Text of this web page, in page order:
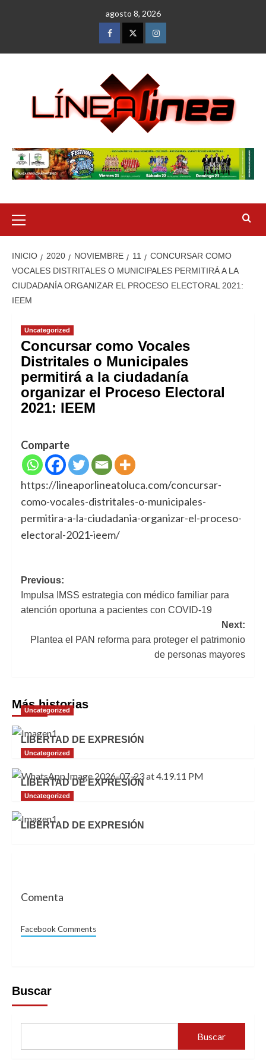
agosto 8, 2026
FacebookTwitterInstagram
primario
INICIO 2020 NOVIEMBRE 11
CONCURSAR COMO
VOCALES DISTRITALES O MUNICIPALES PERMITIRÁ A LA
CIUDADANÍA ORGANIZAR EL PROCESO ELECTORAL 2021:
IEEM
Uncategorized
Concursar como Vocales
Distritales o Municipales
permitirá a la ciudadanía
organizar el Proceso Electoral
2021: IEEM
Comparte
https://lineaporlineatoluca.com/concursar-
como-vocales-distritales-o-municipales-
permitira-a-la-ciudadania-organizar-el-proceso-
electoral-2021-ieem/
Navegación
de
entradas
Previous:
Impulsa IMSS estrategia con médico familiar para
atención oportuna a pacientes con COVID-19
Next:
Plantea el PAN reforma para proteger el patrimonio
de personas mayores
Más historias
Uncategorized
LIBERTAD DE EXPRESIÓN
Uncategorized
LIBERTAD DE EXPRESIÓN
Uncategorized
LIBERTAD DE EXPRESIÓN
Comenta
Facebook Comments
Buscar
Buscar